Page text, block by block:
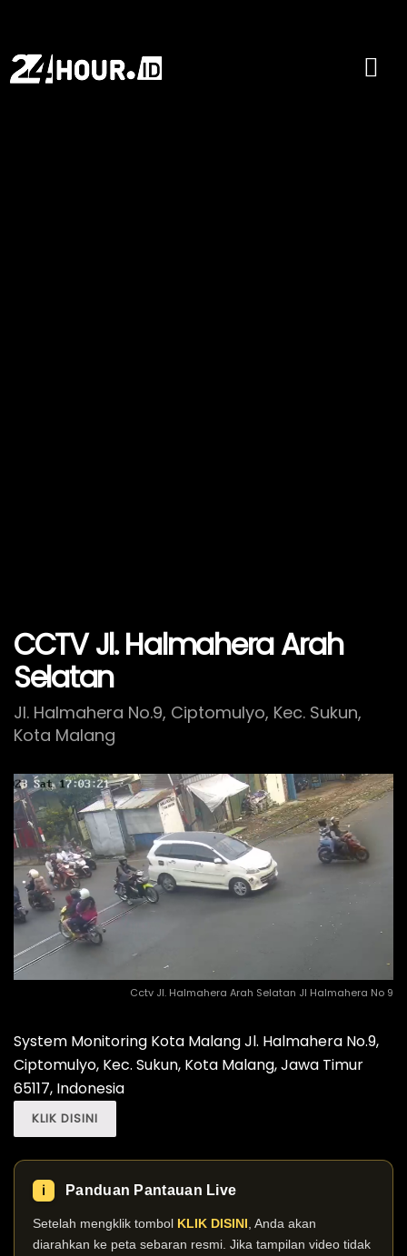
CCTV Jl. Halmahera Arah
Selatan
Jl. Halmahera No.9, Ciptomulyo, Kec. Sukun,
Kota Malang
Cctv Jl. Halmahera Arah Selatan Jl Halmahera No 9
System Monitoring Kota Malang Jl. Halmahera No.9,
Ciptomulyo, Kec. Sukun, Kota Malang, Jawa Timur
65117, Indonesia
KLIK DISINI
ℹ️ Panduan Pantauan Live
Setelah mengklik tombol KLIK DISINI , Anda akan
diarahkan ke peta sebaran resmi. Jika tampilan video tidak